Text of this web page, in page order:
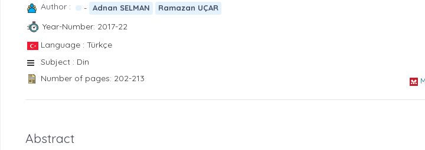
Author : - Adnan SELMAN Ramazan UÇAR
Year-Number: 2017-22
Language : Türkçe
Subject : Din
Number of pages: 202-213
Abstract